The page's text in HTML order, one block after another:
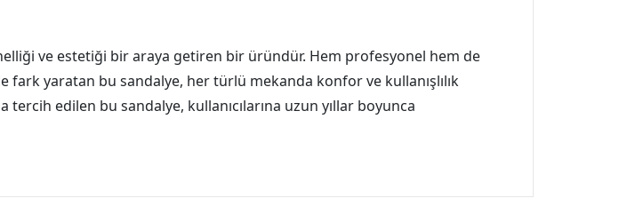
ve estetiği bir araya getiren bir üründür. Hem profesyonel hem de
fark yaratan bu sandalye, her türlü mekanda konfor ve kullanışlılık
edilen bu sandalye, kullanıcılarına uzun yıllar boyunca